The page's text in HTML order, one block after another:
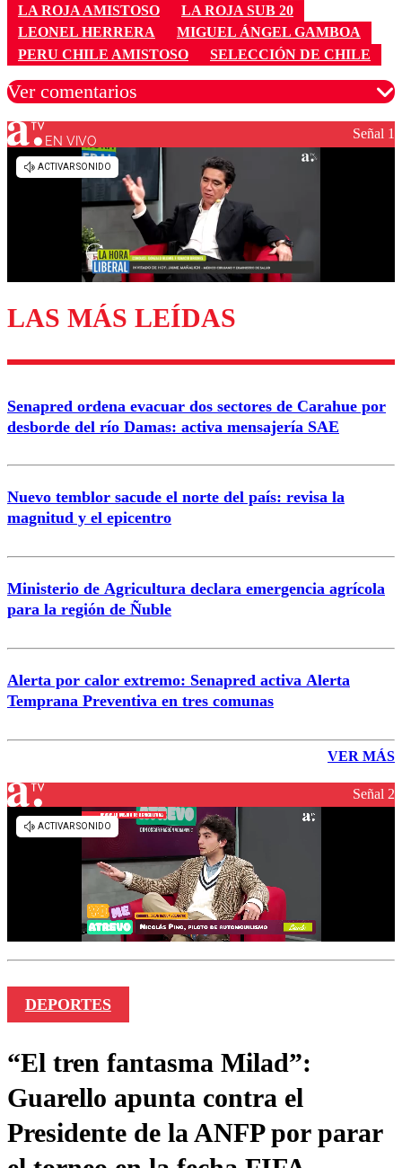
LA ROJA AMISTOSO
LA ROJA SUB 20
LEONEL HERRERA
MIGUEL ÁNGEL GAMBOA
PERU CHILE AMISTOSO
SELECCIÓN DE CHILE
Ver comentarios
Los comentarios son moderados para garantizar un
diálogo respetuoso.
Enviar comentario
EN VIVO Señal 1
LAS MÁS LEÍDAS
Senapred ordena evacuar dos sectores de Carahue por
desborde del río Damas: activa mensajería SAE
Nuevo temblor sacude el norte del país: revisa la
magnitud y el epicentro
Ministerio de Agricultura declara emergencia agrícola
para la región de Ñuble
Alerta por calor extremo: Senapred activa Alerta
Temprana Preventiva en tres comunas
VER MÁS
Señal 2
DEPORTES
“El tren fantasma Milad”:
Guarello apunta contra el
Presidente de la ANFP por parar